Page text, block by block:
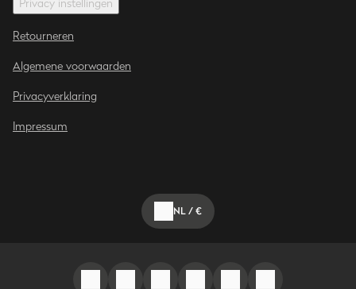
Retourneren
Algemene voorwaarden
Privacyverklaring
Impressum
NL/€